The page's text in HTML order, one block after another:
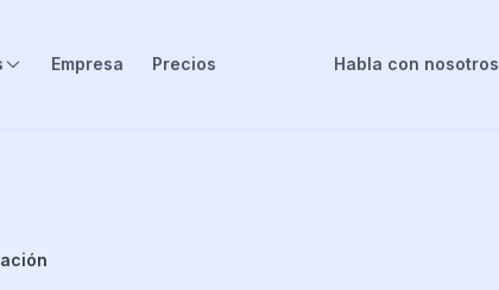
Empresa Precios Habla con nosotros